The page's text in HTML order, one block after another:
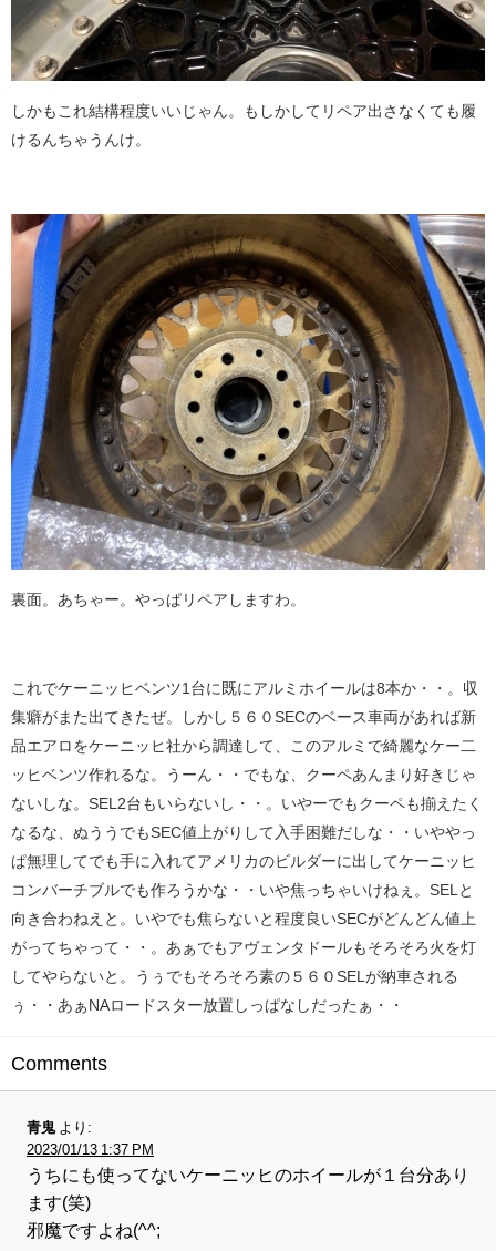
しかもこれ結構程度いいじゃん。もしかしてリペア出さなくても履
けるんちゃうんけ。
裏面。あちゃー。やっぱリペアしますわ。
これでケーニッヒベンツ1台に既にアルミホイールは8本か・・。収
集癖がまた出てきたぜ。しかし５６０SECのベース車両があれば新
品エアロをケーニッヒ社から調達して、このアルミで綺麗なケー二
ッヒベンツ作れるな。うーん・・でもな、クーペあんまり好きじゃ
ないしな。SEL2台もいらないし・・。いやーでもクーペも揃えたく
なるな、ぬううでもSEC値上がりして入手困難だしな・・いややっ
ぱ無理してでも手に入れてアメリカのビルダーに出してケーニッヒ
コンバーチブルでも作ろうかな・・いや焦っちゃいけねぇ。SELと
向き合わねえと。いやでも焦らないと程度良いSECがどんどん値上
がってちゃって・・。あぁでもアヴェンタドールもそろそろ火を灯
してやらないと。うぅでもそろそろ素の５６０SELが納車される
ぅ・・あぁNAロードスター放置しっぱなしだったぁ・・
Comments
青鬼 より:
2023/01/13 1:37 PM
うちにも使ってないケーニッヒのホイールが１台分あり
ます(笑)
邪魔ですよね(^^;